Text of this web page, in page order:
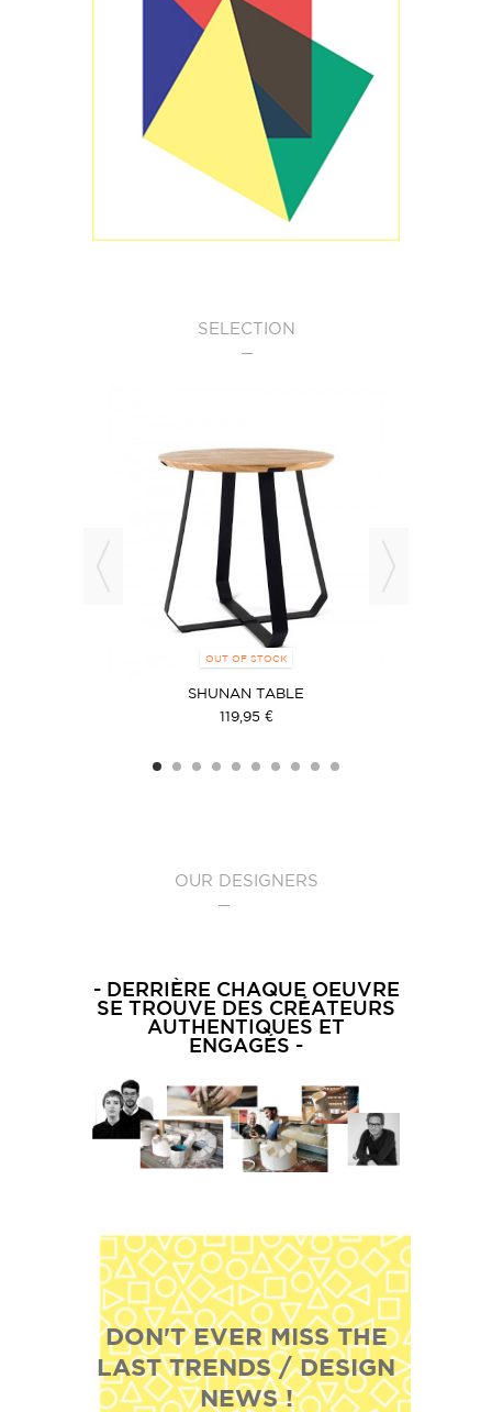
SELECTION
OUT OF STOCK
SHUNAN TABLE
119,95 €
OUR DESIGNERS
DERRIÈRE CHAQUE OEUVRE
SE TROUVE DES CRÉATEURS
AUTHENTIQUES ET
ENGAGÉS
DON'T EVER MISS THE
LAST TRENDS / DESIGN
NEWS !